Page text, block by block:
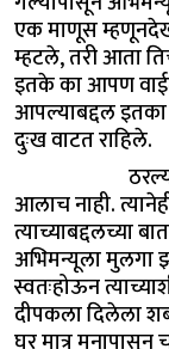
एक माणूस
म्हटले, तरी आता
इतके का आपण
आपल्याबद्दल
दुःख वाटत राहिले.
आलाच नाही.
त्याच्याबद्दलच्या
अभिमन्यूला मुलगा
स्वतःहोऊन
दीपकला दिलेला